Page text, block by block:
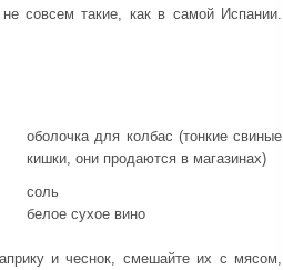
совсем такие, как в самой Испании.
оболочка для колбас (тонкие свиные
кишки, они продаются в магазинах)
соль
белое сухое вино
и чеснок, смешайте их с мясом,